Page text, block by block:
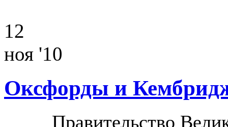
12
ноя '10
Оксфорды и
Правительство